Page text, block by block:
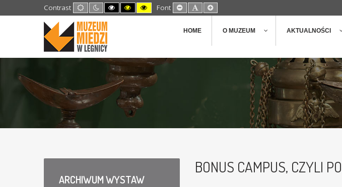
Contrast Default
mode
Night
mode
High
Contrast
High
Contrast
High
Contrast
Font Set
Smaller
Set
Default
Set
Larger
HOME O MUZEUM AKTUALNOŚCI
BONUS CAMPUS, CZYLI
ARCHIWUMWYSTAW